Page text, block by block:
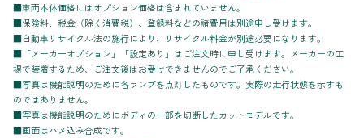
■車両本体価格にはオプション価格は含まれていません。
■保険料、税金（除く消費税）、登録料などの諸費用は別途申し受けます。
■自動車リサイクル法の施行により、リサイクル料金が別途必要になります。
■「メーカーオプション」「設定あり」はご注文時に申し受けます。メーカーの工
場で装着するため、ご注文後はお受けできませんのでご了承ください。
■写真は機能説明のために各ランプを点灯したものです。実際の走行状態を示すも
のではありません。
■写真は機能説明のためにボディの一部を切断したカットモデルです。
■画面はハメ込み合成です。